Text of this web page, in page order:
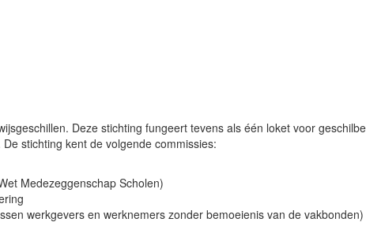
Deze stichting fungeert tevens als één loket voor
stichting kent de volgende commissies:
Medezeggenschap Scholen)
werkgevers en werknemers zonder bemoeienis van de vakbonden)